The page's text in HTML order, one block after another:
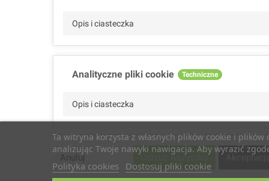
Ta witryna korzysta z własnych plików cookie i
analizując Twoje nawyki nawigacja. Aby wyrazić
Polityka cookies Dostosuj pliki cookie
Opis i ciasteczka
Analityczne pliki cookie Techniczne
Opis i ciasteczka
Wydajnościowe pliki cookie Techniczne
Anuluj Odrzuć wszystko